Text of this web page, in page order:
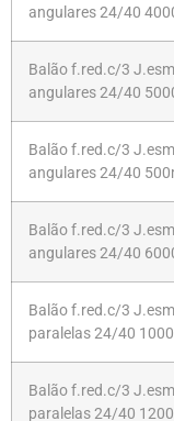
angulares 24/40
Balão f.red.c/3
angulares 24/40
Balão f.red.c/3
angulares 24/40
Balão f.red.c/3
angulares 24/40
Balão f.red.c/3
paralelas 24/40
Balão f.red.c/3
paralelas 24/40